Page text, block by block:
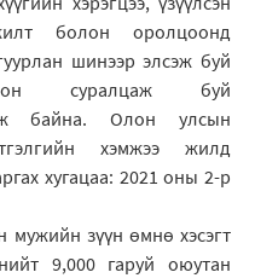
болон оролцоонд
шинээр элсэж буй
суралцаж буй
байна. Олон улсын
хэмжээ жилд
хугацаа: 2021 оны 2-р
мужийн зүүн өмнө хэсэгт
9,000 гаруй оюутан